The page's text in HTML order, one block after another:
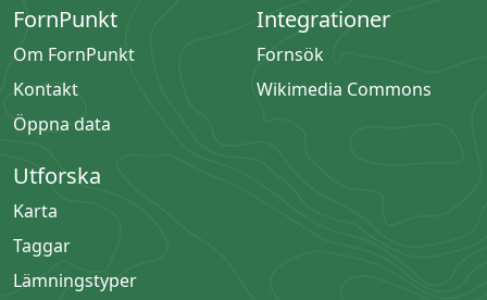
FornPunkt
Om FornPunkt
Kontakt
Öppna data
Integrationer
Fornsök
Wikimedia Commons
Utforska
Karta
Taggar
Lämningstyper